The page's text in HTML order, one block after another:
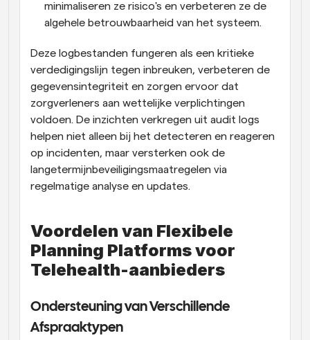
minimaliseren ze risico's en verbeteren ze de
algehele betrouwbaarheid van het systeem.
Deze logbestanden fungeren als een kritieke
verdedigingslijn tegen inbreuken, verbeteren de
gegevensintegriteit en zorgen ervoor dat
zorgverleners aan wettelijke verplichtingen
voldoen. De inzichten verkregen uit audit logs
helpen niet alleen bij het detecteren en reageren
op incidenten, maar versterken ook de
langetermijnbeveiligingsmaatregelen via
regelmatige analyse en updates.
Voordelen van Flexibele
Planning Platforms voor
Telehealth-aanbieders
Ondersteuning van Verschillende
Afspraaktypen